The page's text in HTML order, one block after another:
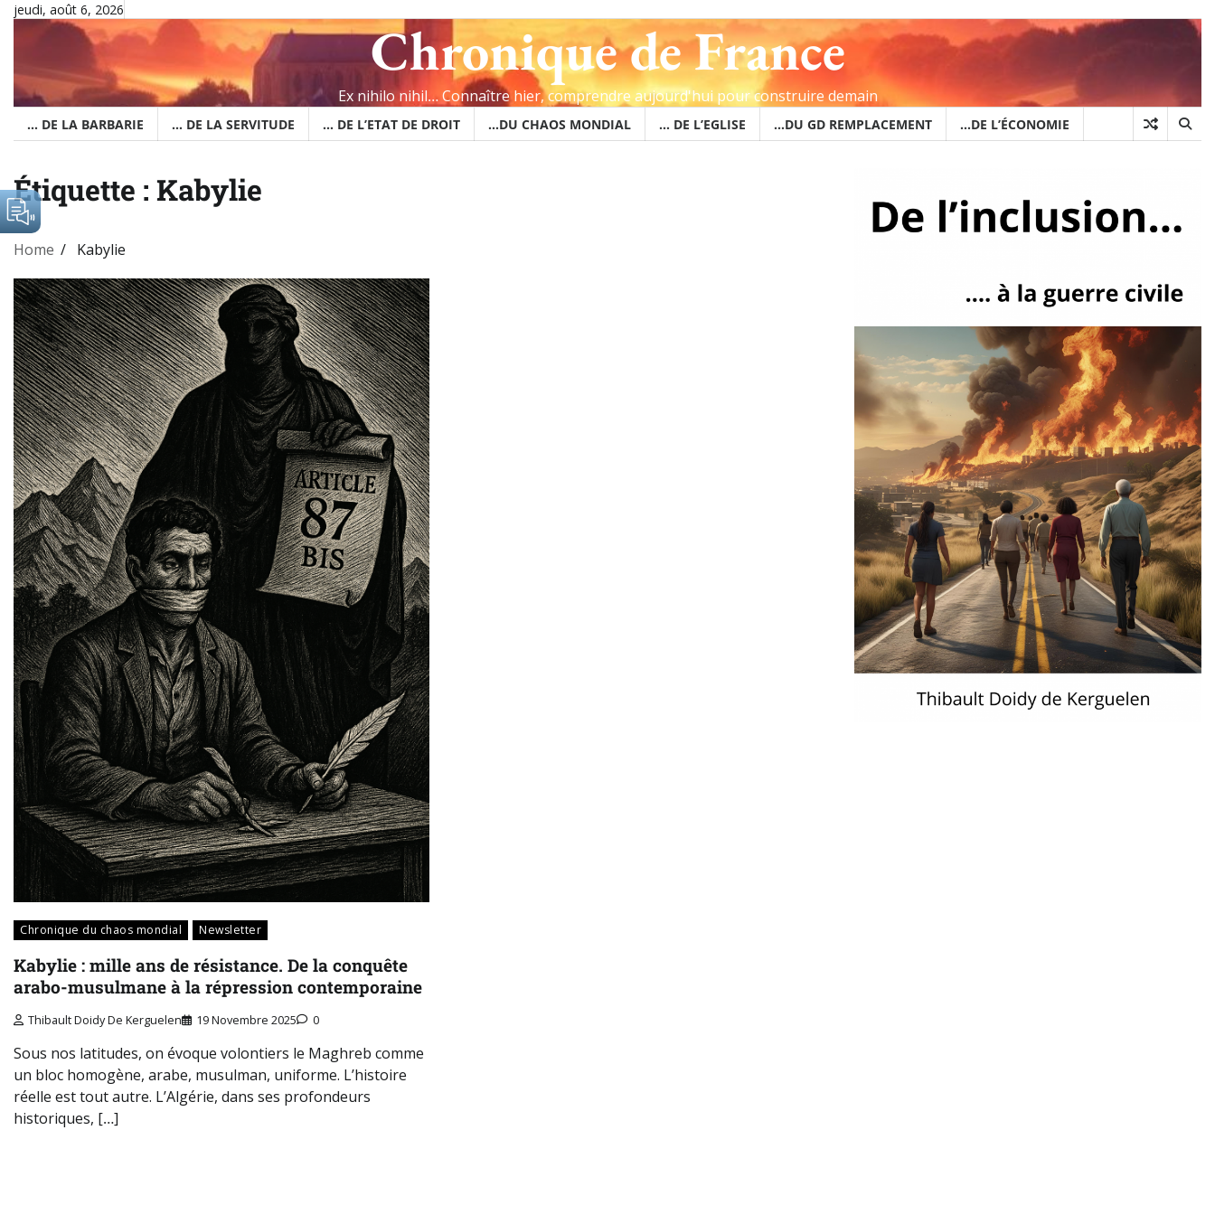
Skipjeudi, août 6, 2026
Chronique de France
Ex nihilo nihil… Connaître hier, comprendre aujourd'hui pour construire demain
… DE LA BARBARIE … DE LA SERVITUDE … DE L’ETAT DE DROIT …DU CHAOS MONDIAL … DE L’EGLISE …DU GD REMPLACEMENT …DE L’ÉCONOMIE
Étiquette : Kabylie
Home Kabylie
Chronique du chaos mondial Newsletter
Kabylie : mille ans de résistance. De la conquête
arabo-musulmane à la répression contemporaine
Thibault Doidy De Kerguelen 19 Novembre 2025 0
Sous nos latitudes, on évoque volontiers le Maghreb comme
un bloc homogène, arabe, musulman, uniforme. L’histoire
réelle est tout autre. L’Algérie, dans ses profondeurs
historiques, […]